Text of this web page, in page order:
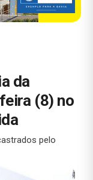
da
(8) no
pelo